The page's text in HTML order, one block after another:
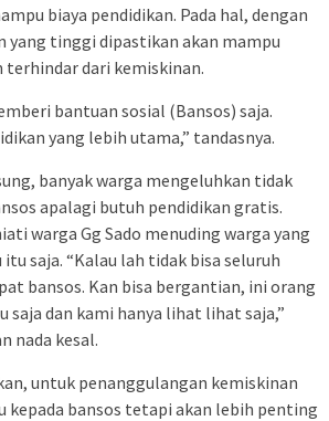
biaya pendidikan. Pada hal, dengan
yang tinggi dipastikan akan mampu
terhindar dari kemiskinan.
bantuan sosial (Bansos) saja.
yang lebih utama,” tandasnya.
banyak warga mengeluhkan tidak
apalagi butuh pendidikan gratis.
warga Gg Sado menuding warga yang
saja. “Kalau lah tidak bisa seluruh
bansos. Kan bisa bergantian, ini orang
saja dan kami hanya lihat lihat saja,”
nada kesal.
untuk penanggulangan kemiskinan
kepada bansos tetapi akan lebih penting